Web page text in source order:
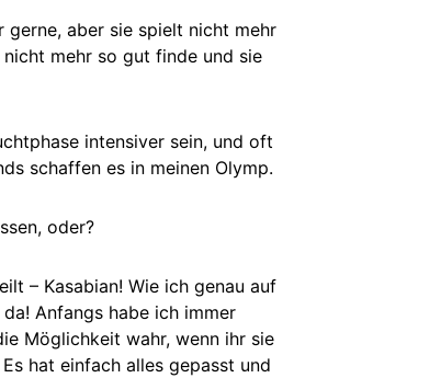
gerne, aber sie spielt nicht mehr
mehr so gut finde und sie
intensiver sein, und oft
schaffen es in meinen Olymp.
oder?
– Kasabian! Wie ich genau auf
Anfangs habe ich immer
Möglichkeit wahr, wenn ihr sie
hat einfach alles gepasst und